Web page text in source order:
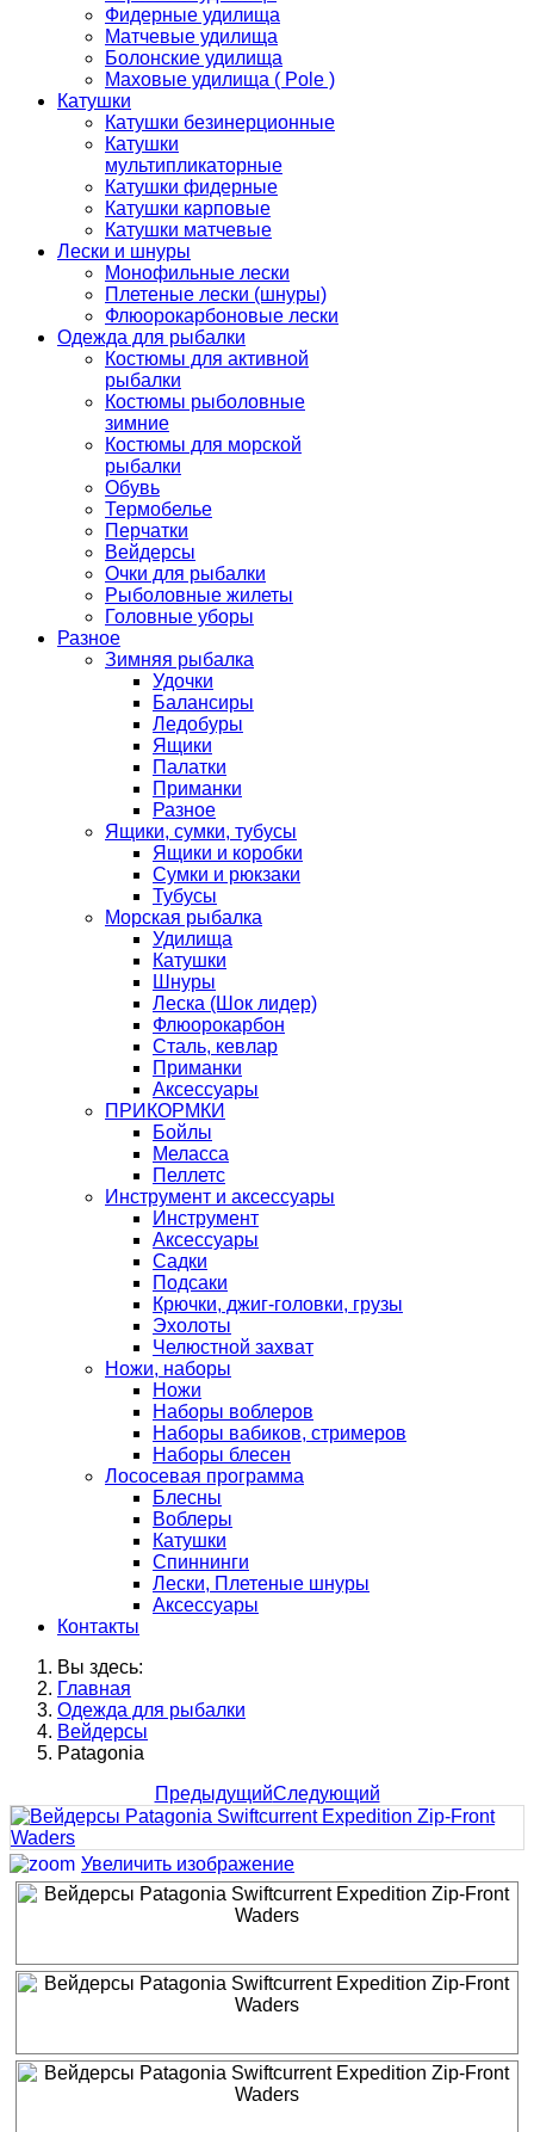
Фидерные удилища
Матчевые удилища
Болонские удилища
Маховые удилища ( Pole )
Катушки
Катушки безинерционные
Катушки
мультипликаторные
Катушки фидерные
Катушки карповые
Катушки матчевые
Лески и шнуры
Монофильные лески
Плетеные лески (шнуры)
Флюорокарбоновые лески
Одежда для рыбалки
Костюмы для активной
рыбалки
Костюмы рыболовные
зимние
Костюмы для морской
рыбалки
Обувь
Термобелье
Перчатки
Вейдерсы
Очки для рыбалки
Рыболовные жилеты
Головные уборы
Разное
Зимняя рыбалка
Удочки
Балансиры
Ледобуры
Ящики
Палатки
Приманки
Разное
Ящики, сумки, тубусы
Ящики и коробки
Сумки и рюкзаки
Тубусы
Морская рыбалка
Удилища
Катушки
Шнуры
Леска (Шок лидер)
Флюорокарбон
Сталь, кевлар
Приманки
Аксессуары
ПРИКОРМКИ
Бойлы
Меласса
Пеллетс
Инструмент и аксессуары
Инструмент
Аксессуары
Садки
Подсаки
Крючки, джиг-головки, грузы
Эхолоты
Челюстной захват
Ножи, наборы
Ножи
Наборы воблеров
Наборы вабиков, стримеров
Наборы блесен
Лососевая программа
Блесны
Воблеры
Катушки
Спиннинги
Лески, Плетеные шнуры
Аксессуары
Контакты
Вы здесь:
Главная
Одежда для рыбалки
Вейдерсы
Patagonia
ПредыдущийСледующий
Увеличить изображение